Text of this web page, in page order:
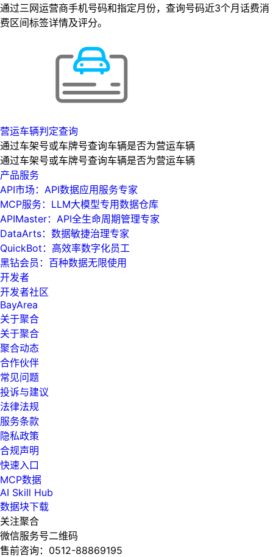
通过三网运营商手机号码和指定月份，查询号码近3个月话费消
费区间标签详情及评分。
营运车辆判定查询
通过车架号或车牌号查询车辆是否为营运车辆
通过车架号或车牌号查询车辆是否为营运车辆
产品服务
API市场：API数据应用服务专家
MCP服务：LLM大模型专用数据仓库
APIMaster：API全生命周期管理专家
DataArts：数据敏捷治理专家
QuickBot：高效率数字化员工
黑钻会员：百种数据无限使用
开发者
开发者社区
BayArea
关于聚合
关于聚合
聚合动态
合作伙伴
常见问题
投诉与建议
法律法规
服务条款
隐私政策
合规声明
快速入口
MCP数据
AI Skill Hub
数据块下载
关注聚合
微信服务号二维码
售前咨询： 0512-88869195